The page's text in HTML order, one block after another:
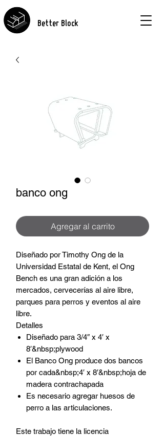
Better Block
banco ong
Agregar al carrito
Diseñado por Timothy Ong de la
Universidad Estatal de Kent, el Ong
Bench es una gran adición a los
mercados, cervecerías al aire libre,
parques para perros y eventos al aire
libre.
Detalles
Diseñado para 3/4″ x 4′ x
8′&nbsp;plywood
El Banco Ong produce dos bancos
por cada&nbsp;4′ x 8′&nbsp;hoja de
madera contrachapada
Es necesario agregar huesos de
perro a las articulaciones.
Este trabajo tiene la licencia